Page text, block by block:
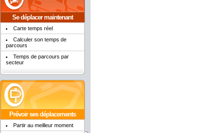
Se déplacer maintenant
Carte temps réel
Calculer son temps de
parcours
Temps de parcours par
secteur
Prévoir ses déplacements
Partir au meilleur moment